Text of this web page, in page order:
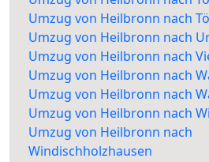
Umzug von Heilbronn nach
Umzug von Heilbronn nach
Umzug von Heilbronn nach
Umzug von Heilbronn nach
Umzug von Heilbronn nach
Umzug von Heilbronn nach
Umzug von Heilbronn nach
Windischholzhausen